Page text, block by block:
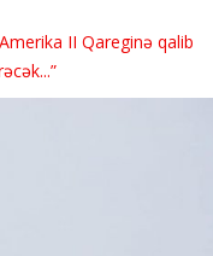
II Qareginə qalib